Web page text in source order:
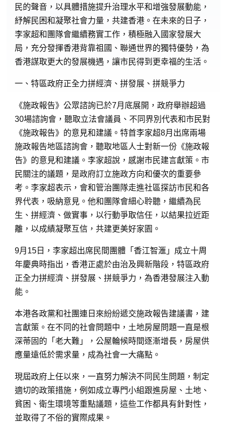
民的聲音，以具體措施提升治理水平和增強發展動能，
紓解民困和凝聚社會力量，共建香港。在未來的日子，
李家超和團隊會繼續務實工作，積極融入國家發展大
局，充分發揮香港背靠祖國、聯通世界的獨特優勢，為
香港謀取更大的發展機遇，讓市民得到更幸福的生活。
一、特區政府正全力拼經濟、拼發展、拼競爭力
《施政報告》公眾諮詢已於7月底展開，政府舉辦超過
30場諮詢會，聽取立法會議員、不同界別代表和市民對
《施政報告》的意見和建議。特首李家超8月出席兩場
施政報告地區諮詢會，聽取地區人士對新一份《施政報
告》的意見和建議。李家超說，感謝市民建言獻策。市
民關注的議題，是政府訂立施政方向和優次的重要參
考。李家超表示，會和管治團隊走進社區探訪市民和各
界代表，吸納意見。他和團隊會細心聆聽，繼續為民
生、拼經濟、做實事，以行動爭取信任，以結果拉近距
離，以成績凝聚互信，共建更美好家園。
9月15日，李家超出席民間團體「香江智滙」成立十周
年慶典時指出，香港正處於由治及興新階段，特區政府
正全力拼經濟、拼發展、拼競爭力，為香港發展注入動
能。
本港各政黨和社團連日來紛紛遞交施政報告建議書，建
言獻策。在不同的社會問題中，土地房屋問題一直是根
深蒂固的「老大難」，公屋輪候時間逐漸增長，房屋供
應量遠低於需求量，成為社會一大痛點。
現屆政府上任以來，一直努力解決不同民生問題，制定
適切的政策措施，例如成立專門小組跟進房屋、土地、
貧困、衛生環境等重點議題，這些工作都具有針對性，
並取得了不俗的實際成果。